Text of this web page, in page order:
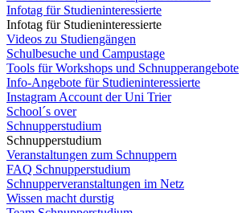
Infotag für Studieninteressierte
Infotag für Studieninteressierte
Videos zu Studiengängen
Schulbesuche und Campustage
Tools für Workshops und Schnupperangebote
Info-Angebote für Studieninteressierte
Instagram Account der Uni Trier
School´s over
Schnupperstudium
Schnupperstudium
Veranstaltungen zum Schnuppern
FAQ Schnupperstudium
Schnupperveranstaltungen im Netz
Wissen macht durstig